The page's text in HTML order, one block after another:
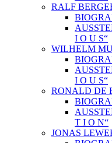
RALF
I O U S“
WILHELM
I O U S“
RONALD DE
T I O N“
JONAS